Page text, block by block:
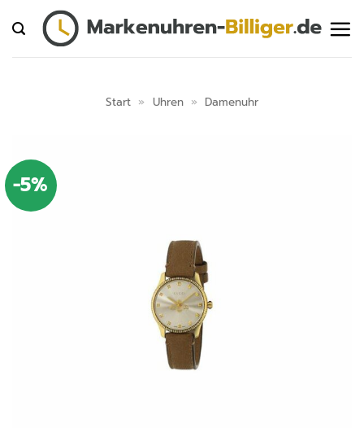
Inhalt
springen
Start » Uhren » Damenuhr
-5%